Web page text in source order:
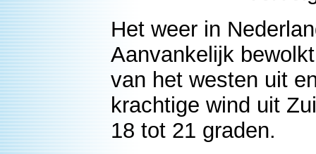
Het weer in
Aanvankelijk
van het westen uit
krachtige wind uit
18 tot 21 graden.